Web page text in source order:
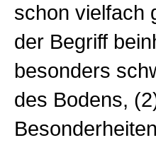
schon vielfach
der Begriff
besonders
des Bodens,